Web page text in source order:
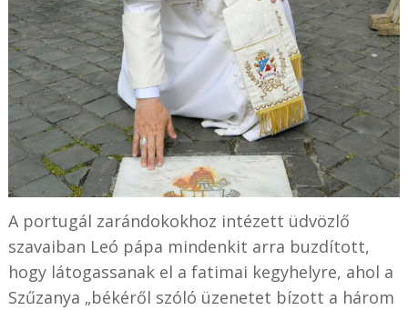
A portugál zarándokokhoz intézett üdvözlő
szavaiban Leó pápa mindenkit arra buzdított,
hogy látogassanak el a fatimai kegyhelyre, ahol a
Szűzanya „békéről szóló üzenetet bízott a három